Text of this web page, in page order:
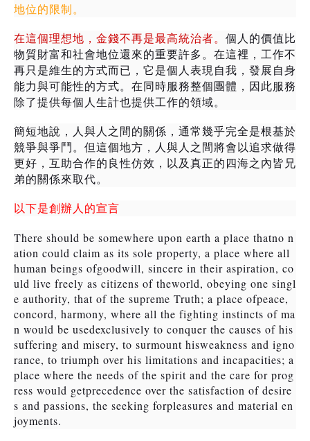
地位的限制。
在這個理想地，金錢不再是最高統治者。 個人的價值比
物質財富和社會地位還來的重要許多。在這裡，工作不
再只是維生的方式而已，它是個人表現自我，發展自身
能力與可能性的方式。在同時服務整個團體，因此服務
除了提供每個人生計也提供工作的領域。
簡短地說，人與人之間的關係，通常幾乎完全是根基於
競爭與爭鬥。但這個地方，人與人之間將會以追求做得
更好，互助合作的良性仿效，以及真正的四海之內皆兄
弟的關係來取代。
以下是創辦人的宣言
There should be somewhere upon earth a place thatno n
ation could claim as its sole property, a place where all
human beings ofgoodwill, sincere in their aspiration, co
uld live freely as citizens of theworld, obeying one singl
e authority, that of the supreme Truth; a place ofpeace,
concord, harmony, where all the fighting instincts of ma
n would be usedexclusively to conquer the causes of his
suffering and misery, to surmount hisweakness and igno
rance, to triumph over his limitations and incapacities; a
place where the needs of the spirit and the care for prog
ress would getprecedence over the satisfaction of desire
s and passions, the seeking forpleasures and material en
joyments.